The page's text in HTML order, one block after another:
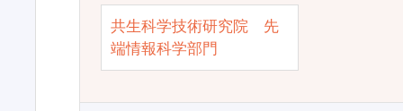
共生科学技術研究院 先
端情報科学部門